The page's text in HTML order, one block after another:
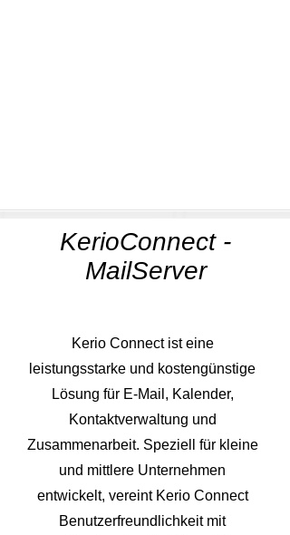
KerioConnect -
MailServer
Kerio Connect ist eine
leistungsstarke und kostengünstige
Lösung für E-Mail, Kalender,
Kontaktverwaltung und
Zusammenarbeit. Speziell für kleine
und mittlere Unternehmen
entwickelt, vereint Kerio Connect
Benutzerfreundlichkeit mit